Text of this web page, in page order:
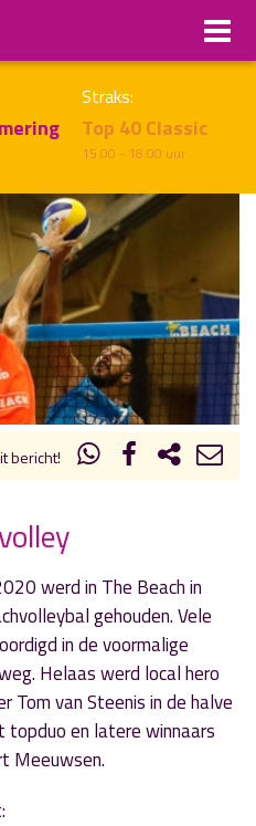
Straks:
Top 40 Classic
15.00 - 18.00 uur
1 van x Volgend uur
bericht!
4 en zondag 5 januari
in Aalsmeer
werd in The Beach in
gehouden. Vele
in de voormalige
Helaas werd local hero
Tom van Steenis in de halve
topduo en latere winnaars
Meeuwsen.